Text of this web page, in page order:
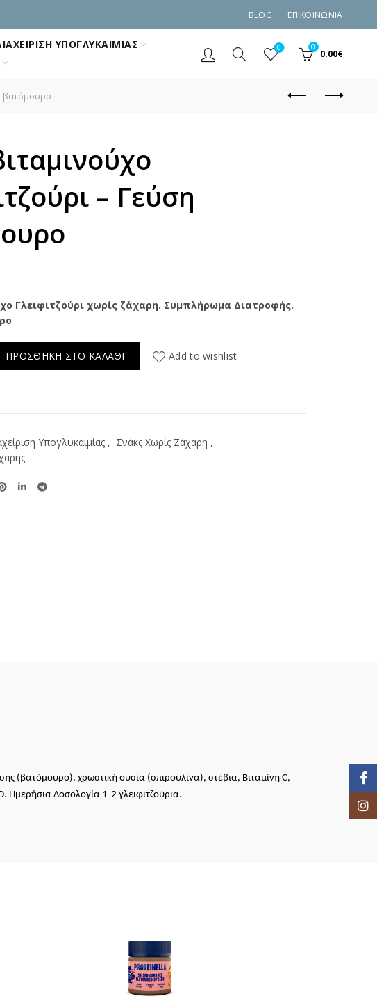
BLOG ΕΠΙΚΟΙΝΩΝΊΑ
ΥΠΟΓΛΥΚΑΙΜΊΑΣ
0 0
0.00€
βατόμουρο
– Γεύση
Γλειφιτζούρι χωρίς ζάχαρη. Συμπλήρωμα Διατροφής.
Γλειφιτζούρι - Γεύση βατόμουρο ποσότητα
ΠΡΟΣΘΉΚΗ ΣΤΟ ΚΑΛΆΘΙ Add to wishlist
Υπογλυκαιμίας , Σνάκς Χωρίς Ζάχαρη ,
(βατόμουρο), χρωστική ουσία (σπιρουλίνα), στέβια, Βιταμίνη C,
Ημερήσια Δοσολογία 1-2 γλειφιτζούρια.